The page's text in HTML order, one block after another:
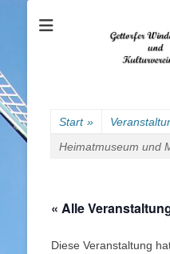
Start »
Heimatmuseum und
« Alle
Diese Veranstaltung